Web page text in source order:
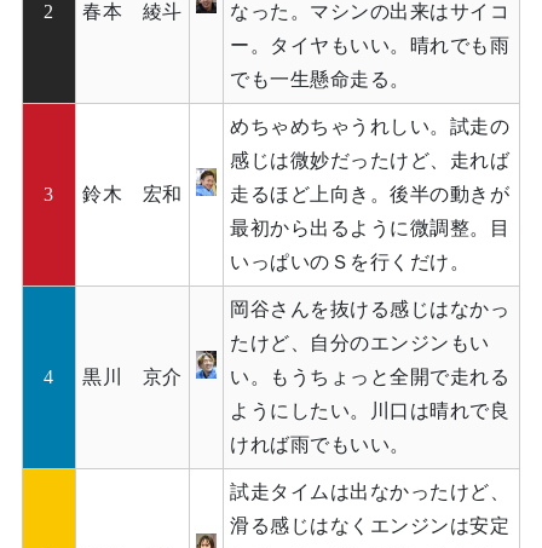
2 春本 綾斗
なった。マシンの出来はサイコ
ー。タイヤもいい。晴れでも雨
でも一生懸命走る。
3 鈴木 宏和
めちゃめちゃうれしい。試走の
感じは微妙だったけど、走れば
走るほど上向き。後半の動きが
最初から出るように微調整。目
いっぱいのＳを行くだけ。
4 黒川 京介
岡谷さんを抜ける感じはなかっ
たけど、自分のエンジンもい
い。もうちょっと全開で走れる
ようにしたい。川口は晴れで良
ければ雨でもいい。
試走タイムは出なかったけど、
滑る感じはなくエンジンは安定